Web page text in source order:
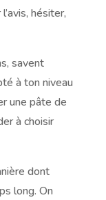
hésiter,
savent
à ton niveau
une pâte de
à choisir
dont
long. On